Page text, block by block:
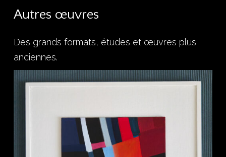
Autres œuvres
Des grands formats, études et œuvres plus
anciennes.